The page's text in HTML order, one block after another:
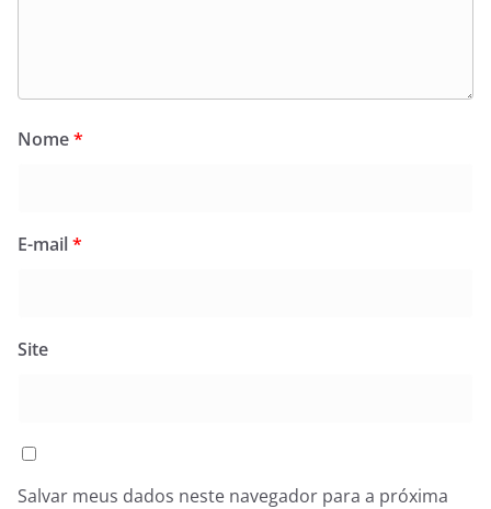
Nome*
E-mail*
Site
Salvar meus dados neste navegador para a próxima